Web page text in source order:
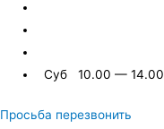
Суб 10.00 — 14.00
Просьба перезвонить